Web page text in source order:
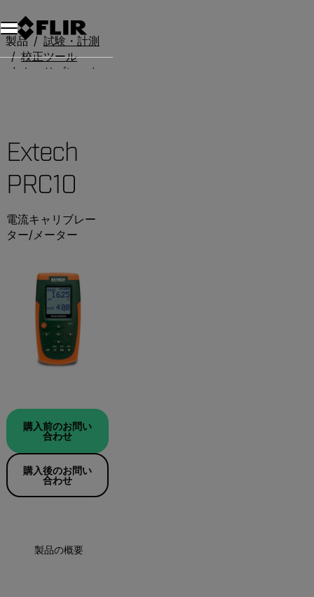
製品
試験・計測
校正ツール
キャリブレーター
Extech
PRC10
電流キャリブレー
ター/メーター
購入前のお問い
合わせ
購入後のお問い
合わせ
製品の概要